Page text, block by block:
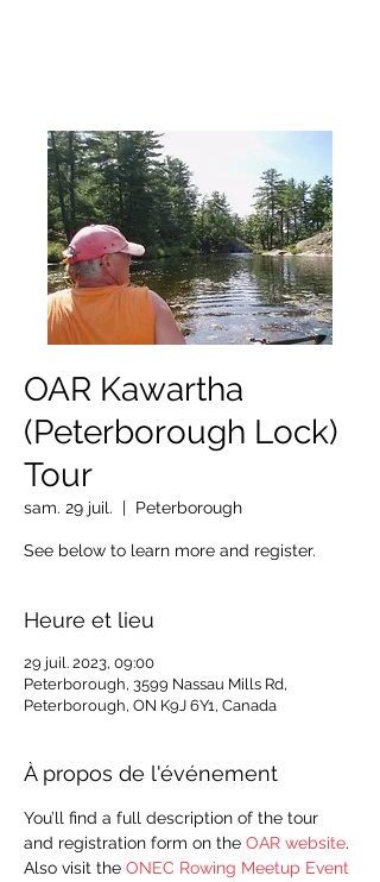
OAR Kawartha
(Peterborough Lock)
Tour
sam. 29 juil.
  |
Peterborough
See below to learn more and register.
Heure et lieu
29 juil. 2023, 09:00
Peterborough, 3599 Nassau Mills Rd,
Peterborough, ON K9J 6Y1, Canada
À propos de l'événement
You’ll find a full description of the tour
and registration form on the OAR website.
Also visit the ONEC Rowing Meetup Event